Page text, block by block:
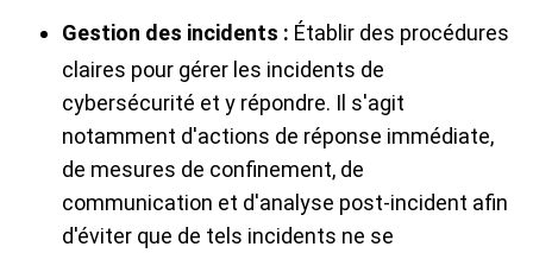
Gestion des incidents : Établir des procédures
claires pour gérer les incidents de
cybersécurité et y répondre. Il s'agit
notamment d'actions de réponse immédiate,
de mesures de confinement, de
communication et d'analyse post-incident afin
d'éviter que de tels incidents ne se